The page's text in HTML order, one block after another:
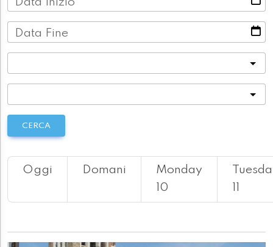
Data Fine
CERCA
Oggi Domani
Monday
10
11